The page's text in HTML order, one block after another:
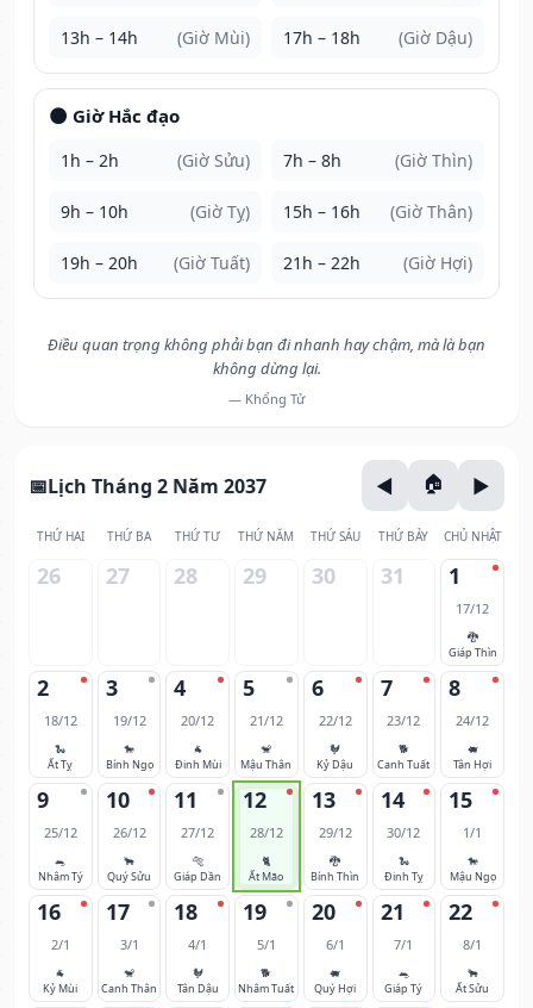
13h – 14h (Giờ Mùi) 17h – 18h (Giờ Dậu)
🌑 Giờ Hắc đạo
1h – 2h (Giờ Sửu) 7h – 8h (Giờ Thìn)
9h – 10h (Giờ Tỵ) 15h – 16h (Giờ Thân)
19h – 20h (Giờ Tuất) 21h – 22h (Giờ Hợi)
Điều quan trọng không phải bạn đi nhanh hay chậm, mà là bạn
không dừng lại.
— Khổng Tử
Lịch Tháng 2 Năm 2037
THỨ HAI THỨ BA THỨ TƯ THỨ NĂM THỨ SÁU THỨ BẢY CHỦ NHẬT
26 27 28 29 30 31 1
17/12
🐉
Giáp Thìn
2
18/12
🐍
Ất Tỵ
3
19/12
🐎
Bính Ngọ
4
20/12
🐐
Đinh Mùi
5
21/12
🐒
Mậu Thân
6
22/12
🐓
Kỷ Dậu
7
23/12
🐕
Canh Tuất
8
24/12
🐖
Tân Hợi
9
25/12
🐀
Nhâm Tý
10
26/12
🐂
Quý Sửu
11
27/12
🐅
Giáp Dần
12
28/12
🐈
Ất Mão
13
29/12
🐉
Bính Thìn
14
30/12
🐍
Đinh Tỵ
15
1/1
🐎
Mậu Ngọ
16
2/1
🐐
Kỷ Mùi
17
3/1
🐒
Canh Thân
18
4/1
🐓
Tân Dậu
19
5/1
🐕
Nhâm Tuất
20
6/1
🐖
Quý Hợi
21
7/1
🐀
Giáp Tý
22
8/1
🐂
Ất Sửu